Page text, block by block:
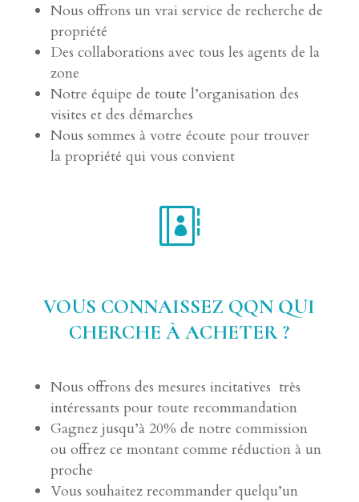
Nous offrons un vrai service de recherche de
propriété
Des collaborations avec tous les agents de la
zone
Notre équipe de toute l’organisation des
visites et des démarches
Nous sommes à votre écoute pour trouver
la propriété qui vous convient

VOUS CONNAISSEZ QQN QUI
CHERCHE À ACHETER ?
Nous offrons des mesures incitatives très
intéressants pour toute recommandation
Gagnez jusqu’à 20% de notre commission
ou offrez ce montant comme réduction à un
proche
Vous souhaitez recommander quelqu’un